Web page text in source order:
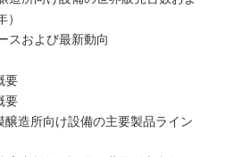
スおよび最新動向
要
要
造所向け設備の主要製品ライン